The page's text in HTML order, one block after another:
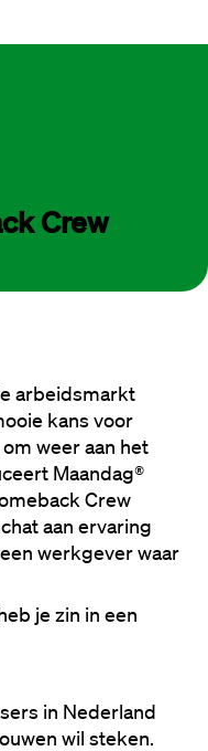
Crew
arbeidsmarkt
kans voor
weer aan het
Maandag®
Crew
aan ervaring
werkgever waar
je zin in een
in Nederland
wil steken.